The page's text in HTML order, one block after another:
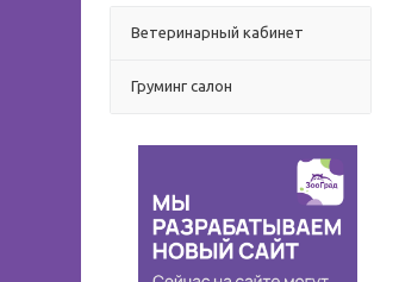
Ветеринарный кабинет
Груминг салон